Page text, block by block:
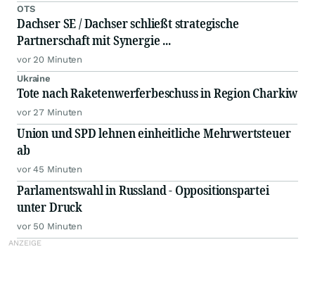
OTS
Dachser SE / Dachser schließt strategische
Partnerschaft mit Synergie ...
vor 20 Minuten
Ukraine
Tote nach Raketenwerferbeschuss in Region Charkiw
vor 27 Minuten
Union und SPD lehnen einheitliche Mehrwertsteuer
ab
vor 45 Minuten
Parlamentswahl in Russland - Oppositionspartei
unter Druck
vor 50 Minuten